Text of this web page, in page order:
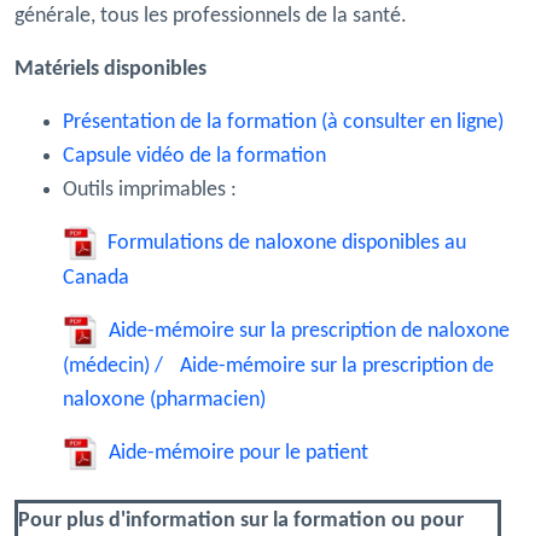
générale, tous les professionnels de la santé.
Matériels disponibles
Présentation de la formation (à consulter en ligne)
Capsule vidéo de la formation
Outils imprimables :
Formulations de naloxone disponibles au
Canada
Aide-mémoire sur la prescription de naloxone
(médecin) /
Aide-mémoire sur la prescription de
naloxone (pharmacien)
Aide-mémoire pour le patient
Pour plus d'information sur la formation ou pour